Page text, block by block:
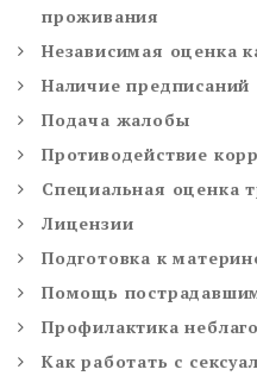
проживания
Независимая оценка
Наличие предписаний
Подача жалобы
Противодействие
Специальная оценка
Лицензии
Подготовка к
Помощь
Профилактика
Как работать с